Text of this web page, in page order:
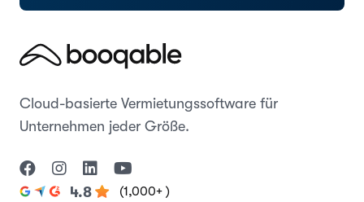
Cloud-basierte Vermietungssoftware für
Unternehmen jeder Größe.
4.8 (1,000+ )